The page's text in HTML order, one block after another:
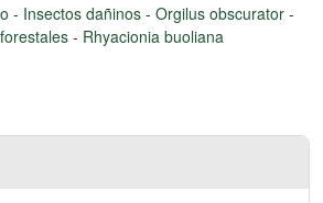
- Insectos dañinos - Orgilus obscurator -
- Rhyacionia buoliana